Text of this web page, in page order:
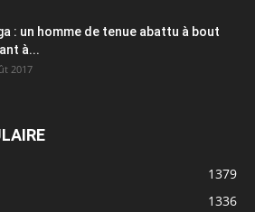
: un homme de tenue abattu à bout
à...
2017
1379
1336